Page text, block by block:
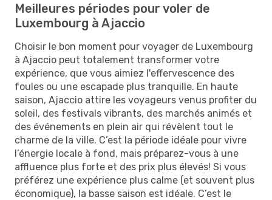
Meilleures périodes pour voler de
Luxembourg à Ajaccio
Choisir le bon moment pour voyager de Luxembourg
à Ajaccio peut totalement transformer votre
expérience, que vous aimiez l'effervescence des
foules ou une escapade plus tranquille. En haute
saison, Ajaccio attire les voyageurs venus profiter du
soleil, des festivals vibrants, des marchés animés et
des événements en plein air qui révèlent tout le
charme de la ville. C’est la période idéale pour vivre
l’énergie locale à fond, mais préparez-vous à une
affluence plus forte et des prix plus élevés! Si vous
préférez une expérience plus calme (et souvent plus
économique), la basse saison est idéale. C’est le